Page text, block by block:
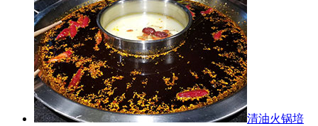
清油火锅培